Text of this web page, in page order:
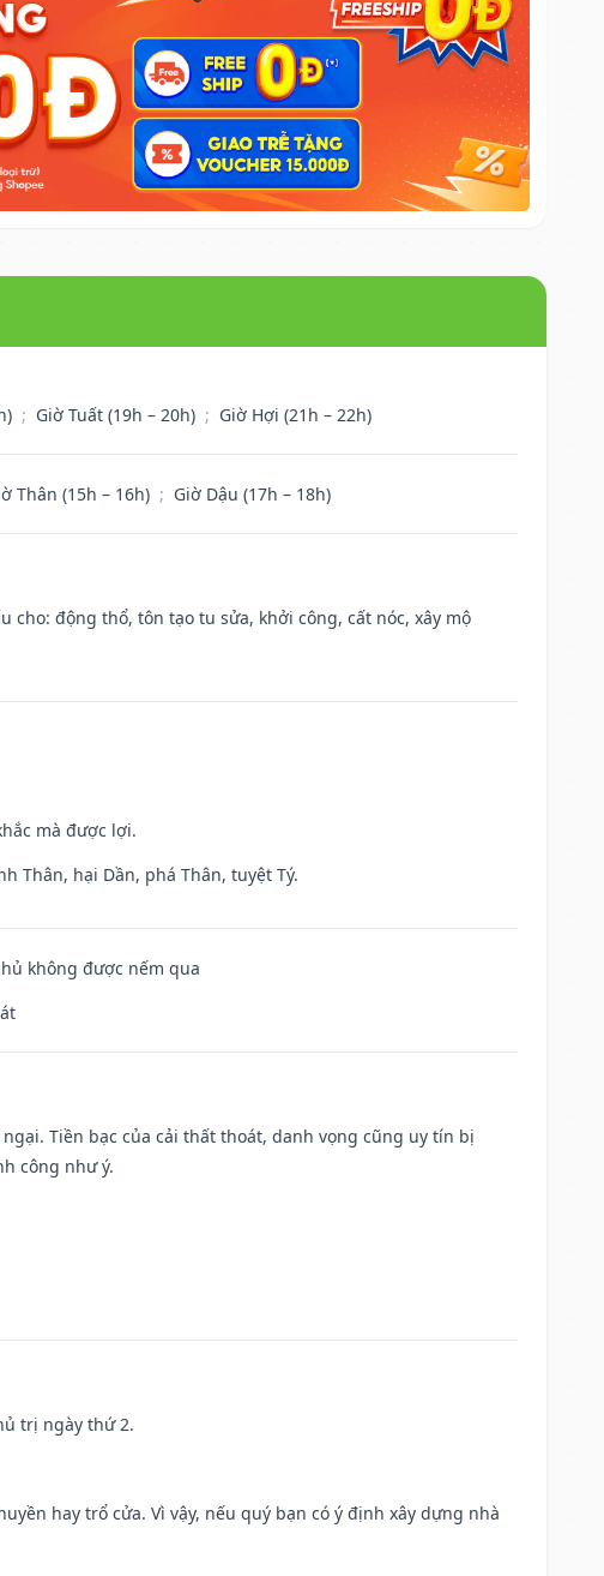
; Giờ Tuất (19h – 20h) ; Giờ Hợi (21h – 22h)
Thân (15h – 16h) ; Giờ Dậu (17h – 18h)
cho: động thổ, tôn tạo tu sửa, khởi công, cất nóc, xây mộ
mà được lợi.
Thân, hại Dần, phá Thân, tuyệt Tý.
không được nếm qua
Tiền bạc của cải thất thoát, danh vọng cũng uy tín bị
công như ý.
trị ngày thứ 2.
hay trổ cửa. Vì vậy, nếu quý bạn có ý định xây dựng nhà